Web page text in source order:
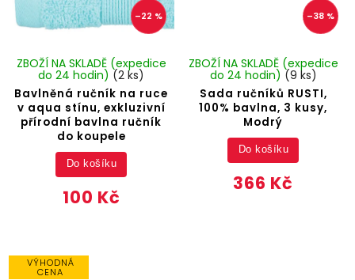
–22 %
Bavlněná ručník na ruce
v aqua stínu, exkluzivní
přírodní bavlna ručník
do koupele
ZBOŽÍ NA SKLADĚ (expedice
do 24 hodin) (2 ks)
100 Kč
Do košíku
–38 %
Sada ručníků RUSTI,
100% bavlna, 3 kusy,
Modrý
ZBOŽÍ NA SKLADĚ (expedice
do 24 hodin) (9 ks)
366 Kč
Do košíku
VÝHODNÁ
CENA